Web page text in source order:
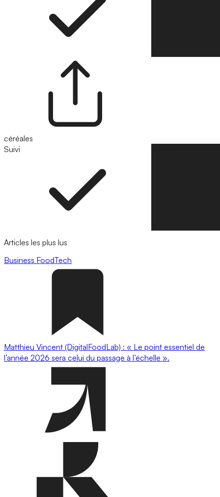
céréales
Suivi
Articles les plus lus
Business FoodTech
Matthieu Vincent (DigitalFoodLab) : « Le point essentiel de
l’année 2026 sera celui du passage à l’échelle ».